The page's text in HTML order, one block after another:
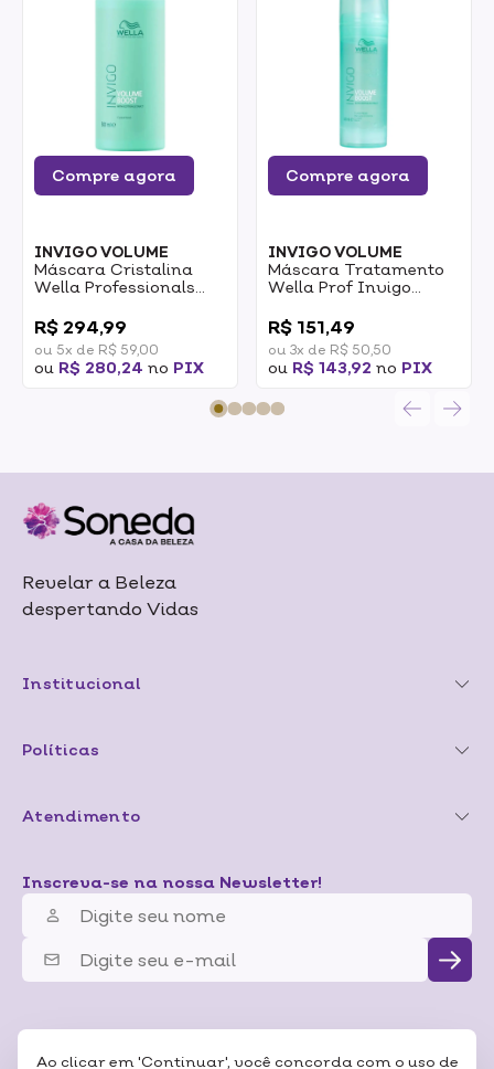
Ao clicar em 'Continuar', você concorda com o uso de
Compre agora
INVIGO VOLUME
Máscara Cristalina
Wella Professionals
500ml
R$ 294,99
ou 5x de R$ 59,00
ou R$ 280,24 no PIX
Compre agora
INVIGO VOLUME
Máscara Tratamento
Wella Prof Invigo
145ml
R$ 151,49
ou 3x de R$ 50,50
ou R$ 143,92 no PIX
Revelar a Beleza
despertando Vidas
Institucional
Políticas
Atendimento
Inscreva-se na nossa Newsletter!